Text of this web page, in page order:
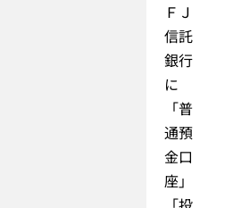
ＦＪ
信託
銀行
に
「普
通預
金口
座」